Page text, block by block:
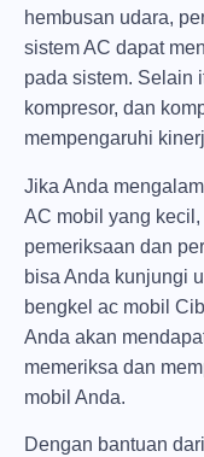
hembusan udara,
sistem AC dapat
pada sistem. Selain
kompresor, dan
mempengaruhi
Jika Anda
AC mobil yang
pemeriksaan dan
bisa Anda kunjungi
bengkel ac mobil
Anda akan
memeriksa dan
mobil Anda.
Dengan bantuan